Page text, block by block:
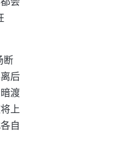
断
后
渡
上
自